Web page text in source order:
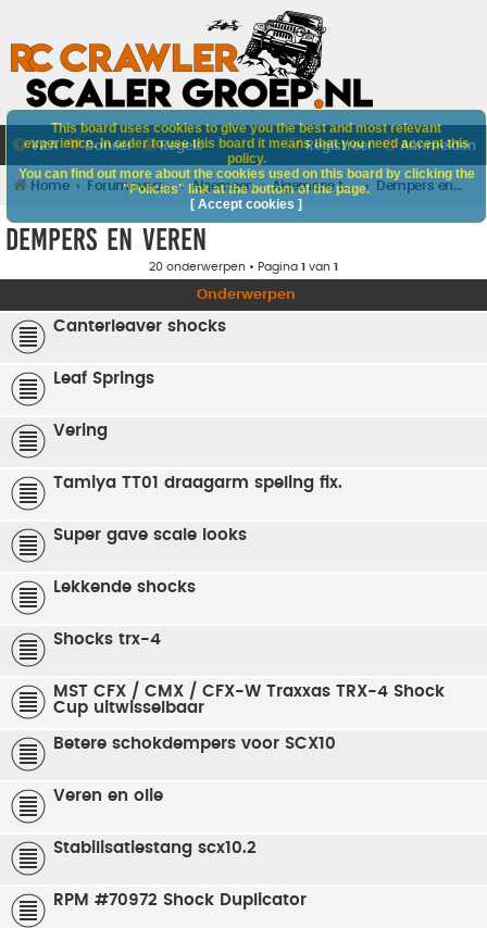
V&A Doneer Regels Aanmelden
Registreer
Home Forumoverzicht Algemeen Algemene techniek Dempers en veren
Dempers en veren
20 onderwerpen • Pagina 1 van 1
Onderwerpen
Canterleaver shocks
Leaf Springs
Vering
Tamiya TT01 draagarm speling fix.
Super gave scale looks
Lekkende shocks
Shocks trx-4
MST CFX / CMX / CFX-W Traxxas TRX-4 Shock
Cup uitwisselbaar
Betere schokdempers voor SCX10
Veren en olie
Stabilisatiestang scx10.2
RPM #70972 Shock Duplicator
This board uses cookies to give you the best and most relevant
experience. In order to use this board it means that you need accept this
policy.
You can find out more about the cookies used on this board by clicking the
"Policies" link at the bottom of the page.
[ Accept cookies ]